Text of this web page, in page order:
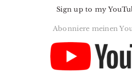
Sign up to my
Abonniere meinen